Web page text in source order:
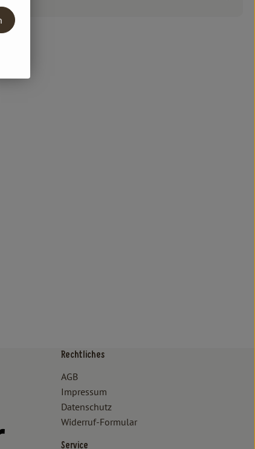
verbraucher
lammertzhof/
lammertzhof/
www.youtube.com/channel/
Externer Link zu https://www.flickr.com/photos/
Rechtliches
AGB
Impressum
Datenschutz
Widerruf-Formular
Service